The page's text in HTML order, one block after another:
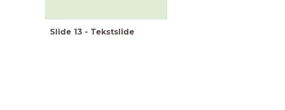
Slide 13 - Tekstslide